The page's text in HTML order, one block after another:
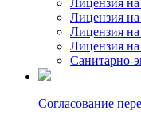
Лицензия
Лицензия
Лицензия
Лицензия на
Санитарно-
Согласование